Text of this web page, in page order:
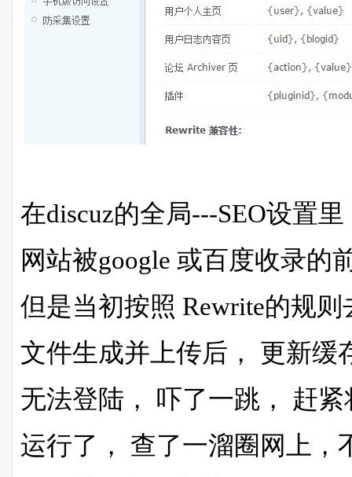
在discuz的全局---SEO设置
网站被google 或百度收录的
但是当初按照 Rewrite的规则
文件生成并上传后， 更新缓
无法登陆， 吓了一跳， 赶紧
运行了， 查了一溜圈网上，